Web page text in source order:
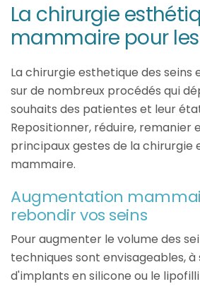
La chirurgie
mammaire pour
La chirurgie esthetique des seins
sur de nombreux procédés qui
souhaits des patientes et leur
Repositionner, réduire, remanier
principaux gestes de la chirurgie
mammaire.
Augmentation
rebondir vos seins
Pour augmenter le volume des
techniques sont envisageables, à
d'implants en silicone ou le